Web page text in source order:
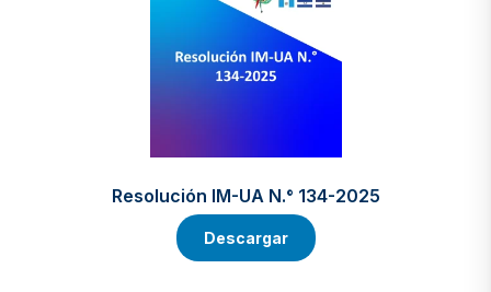
Resolución IM-UA N.° 134-2025
Descargar